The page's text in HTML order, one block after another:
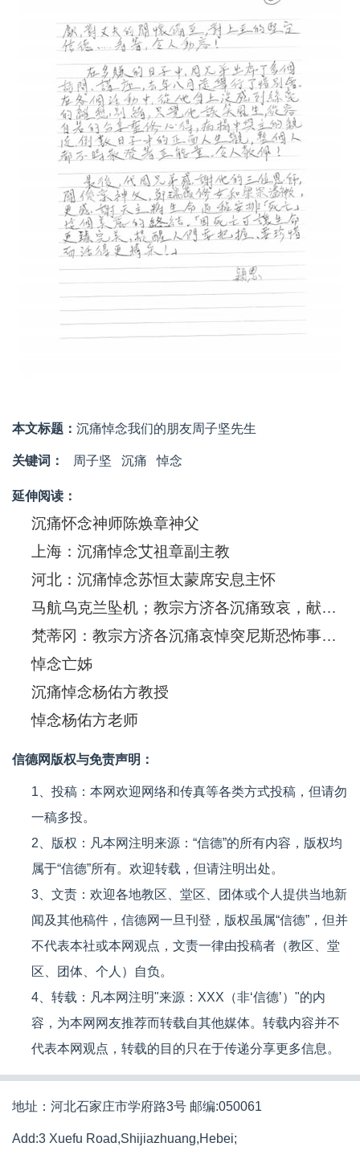
本文标题： 沉痛悼念我们的朋友周子坚先生
关键词： 周子坚 沉痛 悼念
延伸阅读：
沉痛怀念神师陈焕章神父
上海：沉痛悼念艾祖章副主教
河北：沉痛悼念苏恒太蒙席安息主怀
马航乌克兰坠机；教宗方济各沉痛致哀，献上祈祷
梵蒂冈：教宗方济各沉痛哀悼突尼斯恐怖事件受害者
悼念亡姊
沉痛悼念杨佑方教授
悼念杨佑方老师
信德网版权与免责声明：
1、投稿：本网欢迎网络和传真等各类方式投稿，但请勿
一稿多投。
2、版权：凡本网注明来源：“信德”的所有内容，版权均
属于“信德”所有。欢迎转载，但请注明出处。
3、文责：欢迎各地教区、堂区、团体或个人提供当地新
闻及其他稿件，信德网一旦刊登，版权虽属“信德”，但并
不代表本社或本网观点，文责一律由投稿者（教区、堂
区、团体、个人）自负。
4、转载：凡本网注明"来源：XXX（非‘信德’）"的内
容，为本网网友推荐而转载自其他媒体。转载内容并不
代表本网观点，转载的目的只在于传递分享更多信息。
地址：河北石家庄市学府路3号 邮编:050061
Add:3 Xuefu Road,Shijiazhuang,Hebei;